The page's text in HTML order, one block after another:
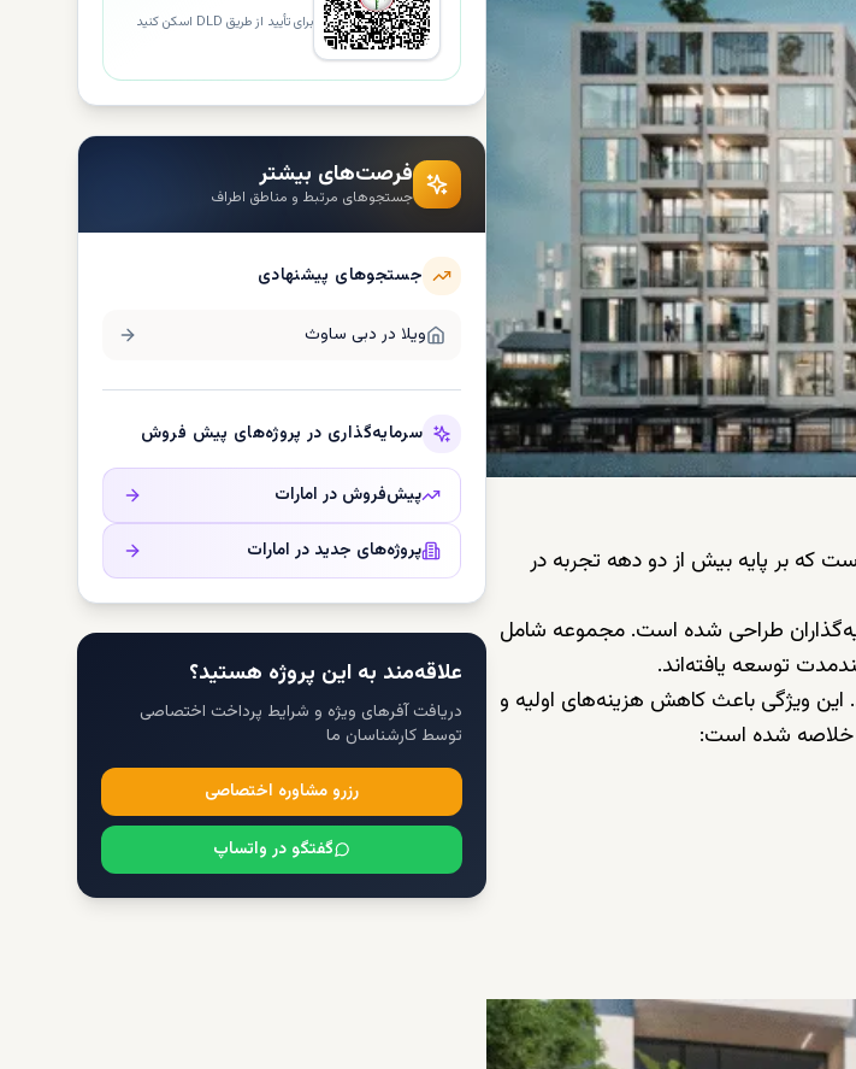
که بر پایه بیش از دو دهه تجربه در
طراحی شده است. مجموعه شامل
ویژگی باعث کاهش هزینه‌های اولیه و
خلاصه شده است:
برای تأیید از طریق DLD اسکن کنید
فرصت‌های بیشتر
جستجوهای مرتبط و مناطق اطراف
جستجوهای پیشنهادی
ویلا در دبی ساوث
سرمایه‌گذاری در پروژه‌های پیش فروش
پیش‌فروش در امارات
پروژه‌های جدید در امارات
علاقه‌مند به این پروژه هستید؟
دریافت آفرهای ویژه و شرایط پرداخت اختصاصی
توسط کارشناسان ما
رزرو مشاوره اختصاصی
گفتگو در واتساپ